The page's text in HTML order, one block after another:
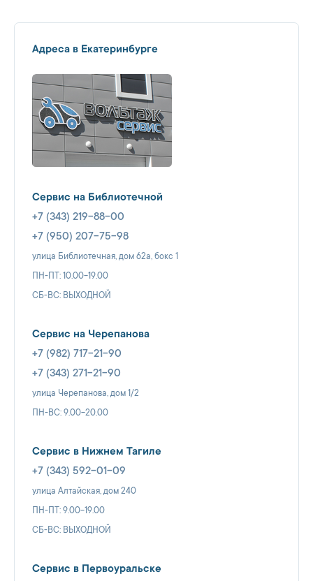
Адреса в Екатеринбурге
Сервис на Библиотечной
+7 (343) 219-88-00
+7 (950) 207-75-98
улица Библиотечная, дом 62а, бокс 1
ПН-ПТ: 10.00-19.00
СБ-ВС: ВЫХОДНОЙ
Сервис на Черепанова
+7 (982) 717-21-90
+7 (343) 271-21-90
улица Черепанова, дом 1/2
ПН-ВС: 9.00-20.00
Сервис в Нижнем Тагиле
+7 (343) 592-01-09
улица Алтайская, дом 240
ПН-ПТ: 9.00-19.00
СБ-ВС: ВЫХОДНОЙ
Сервис в Первоуральске